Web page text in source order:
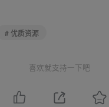
# 优质资源
喜欢就支持一下吧